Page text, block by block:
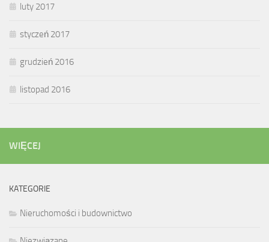
luty 2017
styczeń 2017
grudzień 2016
listopad 2016
WIĘCEJ
KATEGORIE
Nieruchomości i budownictwo